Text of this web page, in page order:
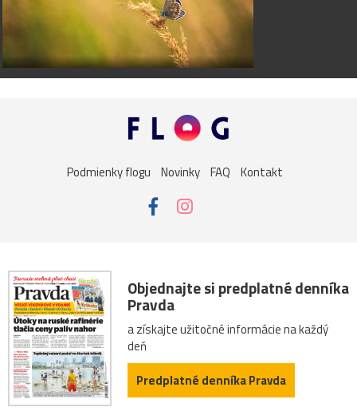
Podmienky flogu Novinky FAQ Kontakt
Objednajte si predplatné denníka
Pravda
a získajte užitočné informácie na každý
deň
Predplatné denníka Pravda